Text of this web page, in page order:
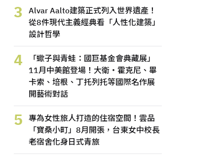
3
Alvar Aalto建築正式列入世界遺產！
從8件現代主義經典看「人性化建築」
設計哲學
4
「蠍子與青蛙：國巨基金會典藏展」
11月中美館登場！大衛・霍克尼、畢
卡索、培根、丁托列托等國際名作展
開藝術對話
5
專為女性旅人打造的住宿空間！雲品
「寶桑小町」8月開張，台東女中校長
老宿舍化身日式青旅